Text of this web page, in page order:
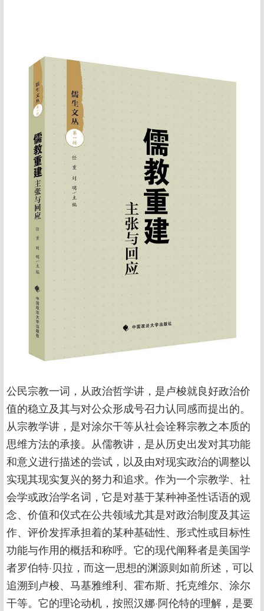
公民宗教一词，从政治哲学讲，是卢梭就良好政治价
值的稳立及其与对公众形成号召力认同感而提出的。
从宗教学讲，是对涂尔干等从社会诠释宗教之本质的
思维方法的承接。从儒教讲，是从历史出发对其功能
和意义进行描述的尝试，以及由对现实政治的调整以
实现其现实复兴的努力和追求。作为一个宗教学、社
会学或政治学名词，它是对基于某种神圣性话语的观
念、价值和仪式在公共领域尤其是对政治制度及其运
作、评价发挥承担着的某种基础性、形式性或目标性
功能与作用的概括和称呼。它的现代阐释者是美国学
者罗伯特·贝拉，而这一思想的渊源则如前所述，可以
追溯到卢梭、马基雅维利、霍布斯、托克维尔、涂尔
干等。它的理论动机，按照汉娜·阿伦特的理解，是要